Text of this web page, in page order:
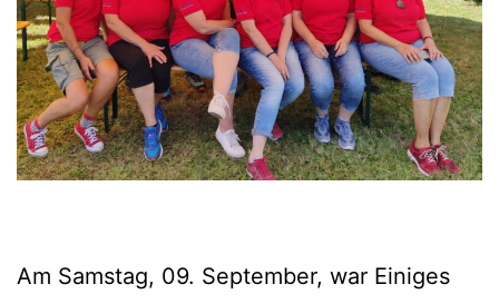
Am Samstag, 09. September, war Einiges